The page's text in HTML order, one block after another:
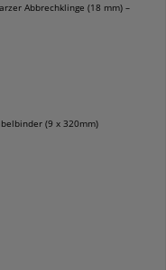
Abbrechklinge (18 mm) –
(9 x 320mm)